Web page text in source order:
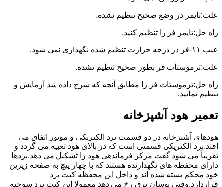
علت:تایمر در وضع صحیح تنظیم نشده.
راه حل:تایمر فر را تنظیم کنید.
عیب ۱۱-فر در درجه حرارت تنظیم شده نگهداری نمی شود.
علت:ترموستات فر بطور صحیح تنظیم نشده.
راه حل:ترموستات فر را مطابق آنچه که شرح داده شد آزمایش و
تنظیم نمایید.
تعمیر هود آشپزخانه
هودهای آشپزخانه در دو قسمت برد الکتریکی و موتور اتفاق می
افتد.برد الکتریکی قسمتی است که در بالای هود تعبیه می گردد و
تقریباً می شود گفت مرکز فرماندهی هود را تشکیل می دهد.بردها
دارای محفظه های نگهدارنده هستند که با چهار پیچ به صفحه زیرین
خود محکم بسته شده اند و داخل این محفظه کیت برد
قراردارد.وقتی نوسان برق رخ می دهد معمولا این کیت برد سوخته